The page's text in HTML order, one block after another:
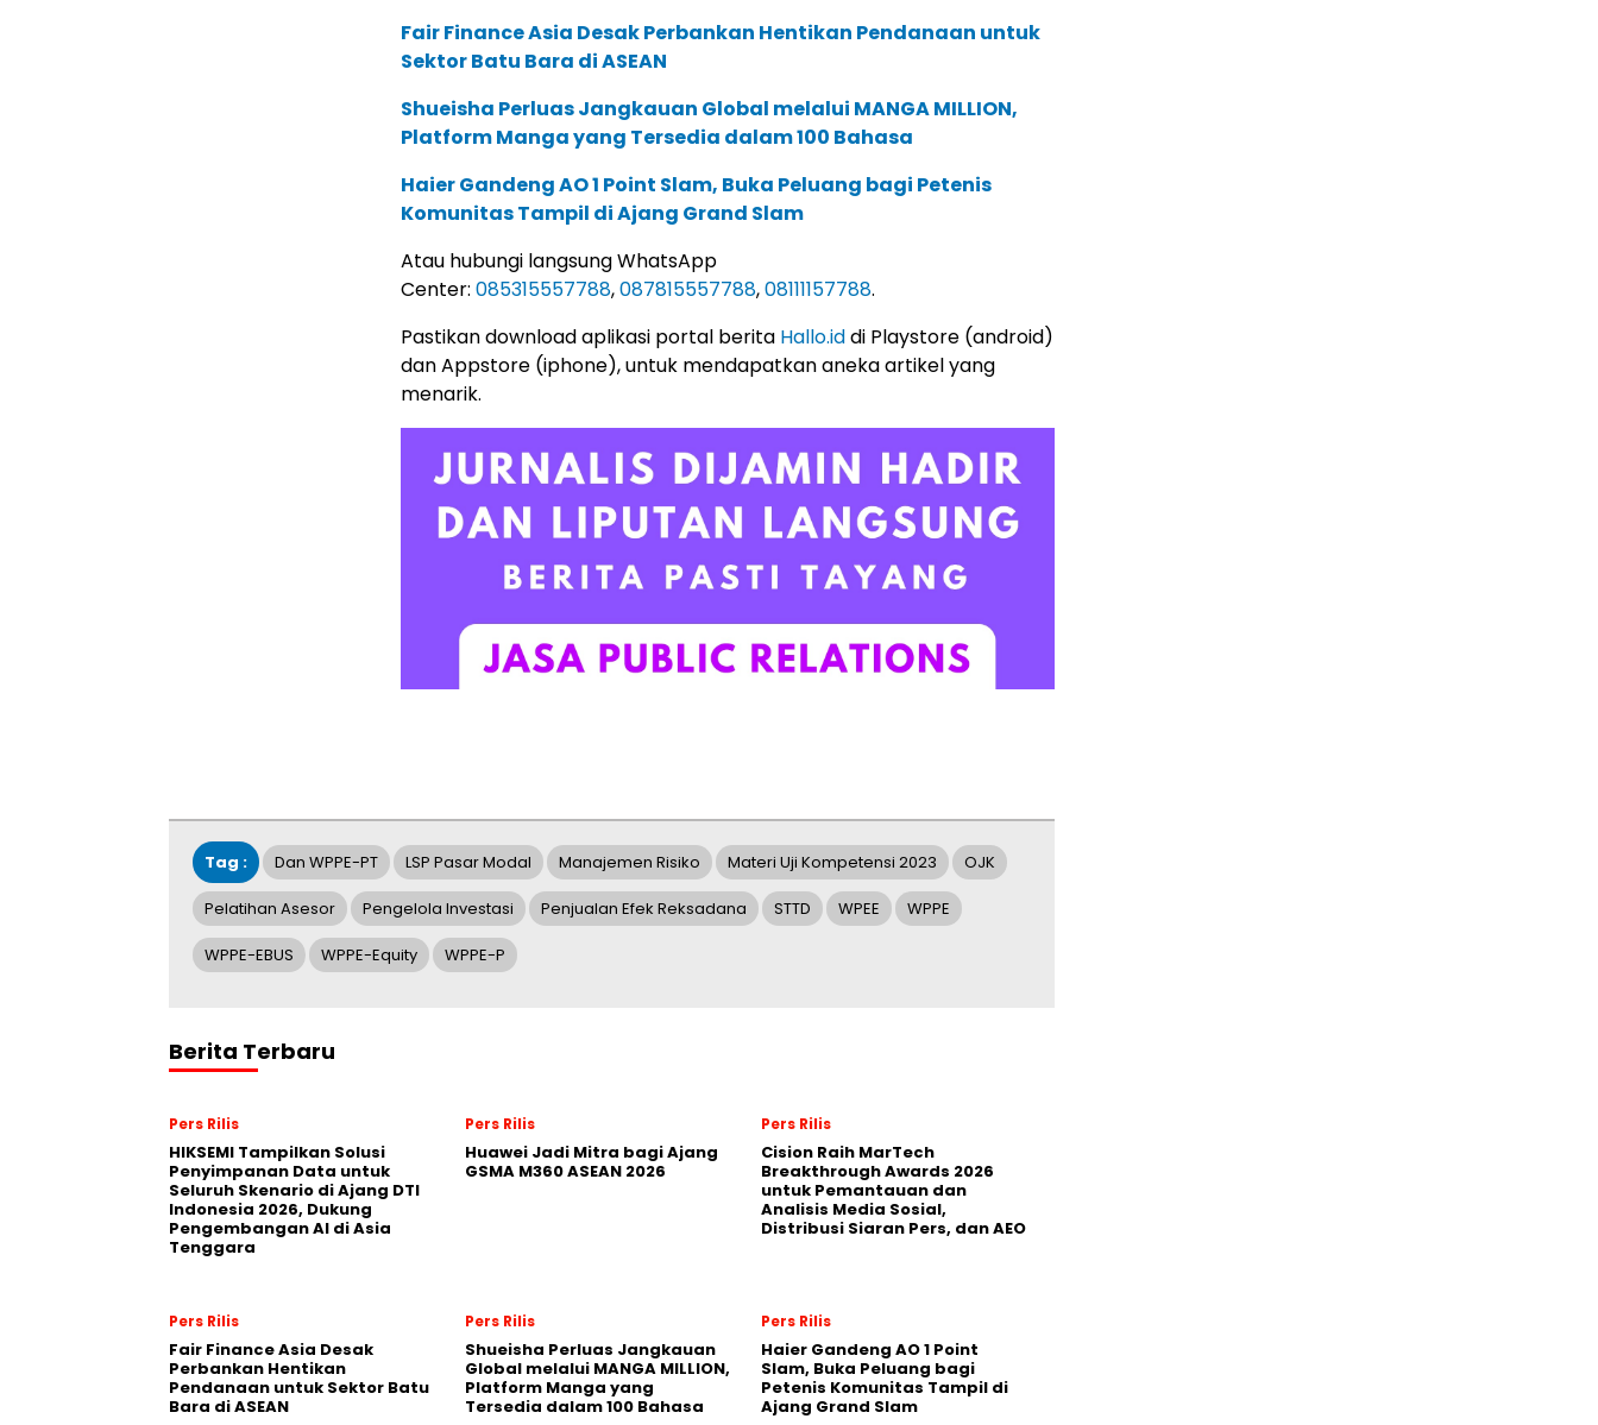
Fair Finance Asia Desak Perbankan Hentikan Pendanaan untuk
Sektor Batu Bara di ASEAN
Shueisha Perluas Jangkauan Global melalui MANGA MILLION,
Platform Manga yang Tersedia dalam 100 Bahasa
Haier Gandeng AO 1 Point Slam, Buka Peluang bagi Petenis
Komunitas Tampil di Ajang Grand Slam
Atau hubungi langsung WhatsApp
Center: 085315557788,087815557788,08111157788.
Pastikan download aplikasi portal berita Hallo.iddi Playstore (android)
dan Appstore (iphone), untuk mendapatkan aneka artikel yang
menarik.
Tag : Dan WPPE-PT LSP Pasar Modal Manajemen Risiko Materi Uji Kompetensi 2023 OJK
Pelatihan Asesor Pengelola Investasi Penjualan Efek Reksadana STTD WPEE WPPE
WPPE-EBUS WPPE-Equity WPPE-P
Berita Terbaru
Pers Rilis
HIKSEMI Tampilkan Solusi
Penyimpanan Data untuk
Seluruh Skenario di Ajang DTI
Indonesia 2026, Dukung
Pengembangan AI di Asia
Tenggara
Pers Rilis
Huawei Jadi Mitra bagi Ajang
GSMA M360 ASEAN 2026
Pers Rilis
Cision Raih MarTech
Breakthrough Awards 2026
untuk Pemantauan dan
Analisis Media Sosial,
Distribusi Siaran Pers, dan AEO
Pers Rilis
Fair Finance Asia Desak
Perbankan Hentikan
Pendanaan untuk Sektor Batu
Bara di ASEAN
Pers Rilis
Shueisha Perluas Jangkauan
Global melalui MANGA MILLION,
Platform Manga yang
Tersedia dalam 100 Bahasa
Pers Rilis
Haier Gandeng AO 1 Point
Slam, Buka Peluang bagi
Petenis Komunitas Tampil di
Ajang Grand Slam